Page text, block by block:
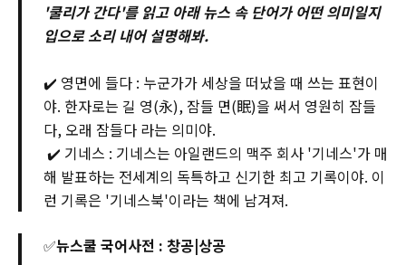
'쿨리가 간다'를 읽고 아래 뉴스 속 단어가 어떤 의미일지
입으로 소리 내어 설명해봐.
✔️ 영면에 들다 : 누군가가 세상을 떠났을 때 쓰는 표현이
야. 한자로는 길 영(永), 잠들 면(眠)을 써서 영원히 잠들
다, 오래 잠들다 라는 의미야.
️ ✔️ 기네스 : 기네스는 아일랜드의 맥주 회사 '기네스'가 매
해 발표하는 전세계의 독특하고 신기한 최고 기록이야. 이
런 기록은 '기네스북'이라는 책에 남겨져.
✅뉴스쿨 국어사전 : 창공|상공